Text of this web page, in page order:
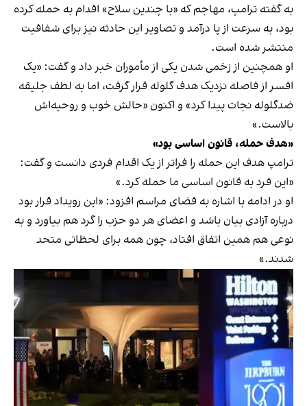
به گفته ترامپ، مهاجم که «با چندین سلاح» اقدام به حمله کرده
بود، به سرعت از پا درآمد و تصاویر این حادثه نیز برای شفافیت
منتشر شده است.
او همچنین از زخمی شدن یکی از مأموران خبر داد و گفت: «یک
افسر از فاصله نزدیک هدف گلوله قرار گرفت، اما به لطف جلیقه
ضدگلوله نجات پیدا کرد» و اکنون «حالش خوب و روحیه‌اش
بالاست.»
«هدف حمله، قانون اساسی بود»
ترامپ هدف این حمله را فراتر از یک اقدام فردی دانست و گفت:
«این فرد به قانون اساسی ما حمله کرد.»
او در ادامه با اشاره به فضای مراسم افزود: «این رویداد قرار بود
درباره آزادی بیان باشد و اعضای هر دو حزب را گرد هم بیاورد و به
نوعی هم همین اتفاق افتاد، چون همه برای لحظاتی متحد
شدند.»